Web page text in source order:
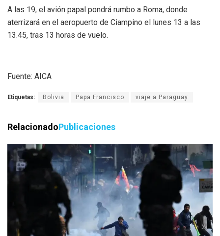
A las 19, el avión papal pondrá rumbo a Roma, donde
aterrizará en el aeropuerto de Ciampino el lunes 13 a las
13.45, tras 13 horas de vuelo.
Fuente: AICA
Etiquetas: Bolivia Papa Francisco viaje a Paraguay
RelacionadoPublicaciones